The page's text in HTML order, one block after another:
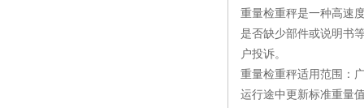
重量检重秤是一种高速
是否缺少部件或说明书
户投诉。
重量检重秤适用范围：
运行途中更新标准重量